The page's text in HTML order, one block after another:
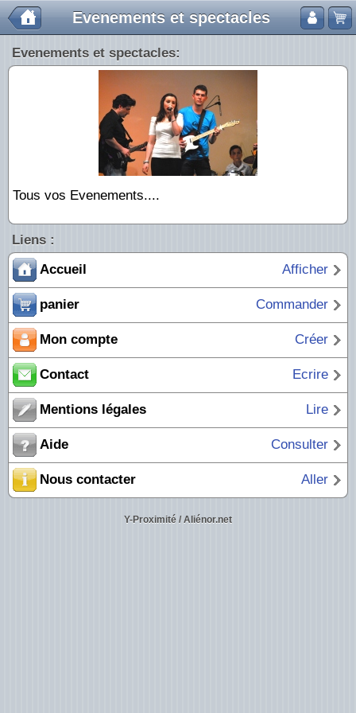
Evenements et spectacles
Evenements et spectacles:
Tous vos Evenements....
Liens :
Accueil
Afficher
panier Commander
Mon compte Créer
Contact Ecrire
Mentions légales Lire
Aide Consulter
Nous contacter Aller
Y-Proximité / Aliénor.net